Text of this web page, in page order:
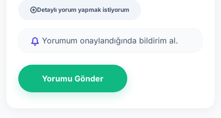
Detaylı yorum yapmak istiyorum
Yorumum onaylandığında bildirim al.
Yorumu Gönder